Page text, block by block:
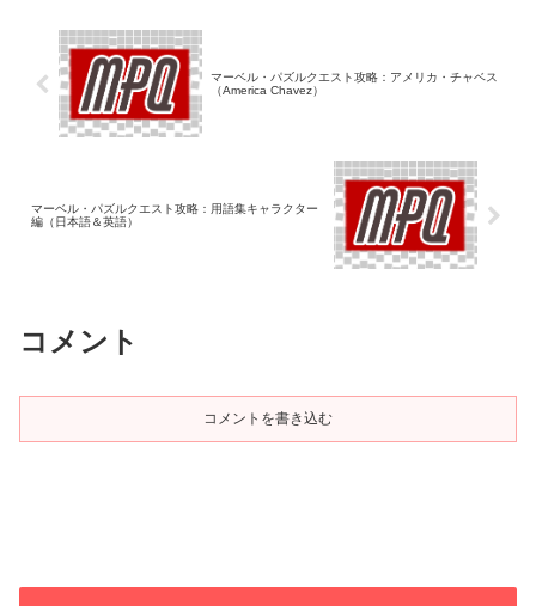
マーベル・パズルクエスト攻略：アメリカ・チャベス
（America Chavez）
マーベル・パズルクエスト攻略：用語集キャラクター
編（日本語＆英語）
コメント
コメントを書き込む